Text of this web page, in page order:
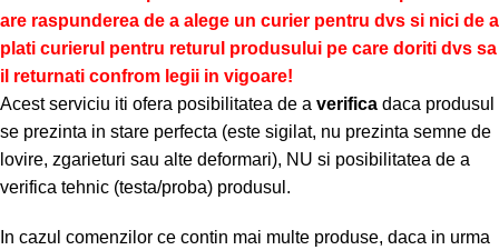
are raspunderea de a alege un curier pentru dvs si nici de a
plati curierul pentru returul produsului pe care doriti dvs sa
il returnati confrom legii in vigoare!
Acest serviciu iti ofera posibilitatea de a verifica daca produsul
se prezinta in stare perfecta (este sigilat, nu prezinta semne de
lovire, zgarieturi sau alte deformari), NU si posibilitatea de a
verifica tehnic (testa/proba) produsul.
In cazul comenzilor ce contin mai multe produse, daca in urma